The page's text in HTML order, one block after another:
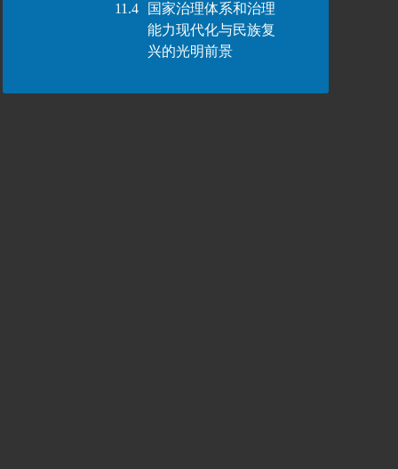
11.4
国家治理体系和治理
能力现代化与民族复
兴的光明前景